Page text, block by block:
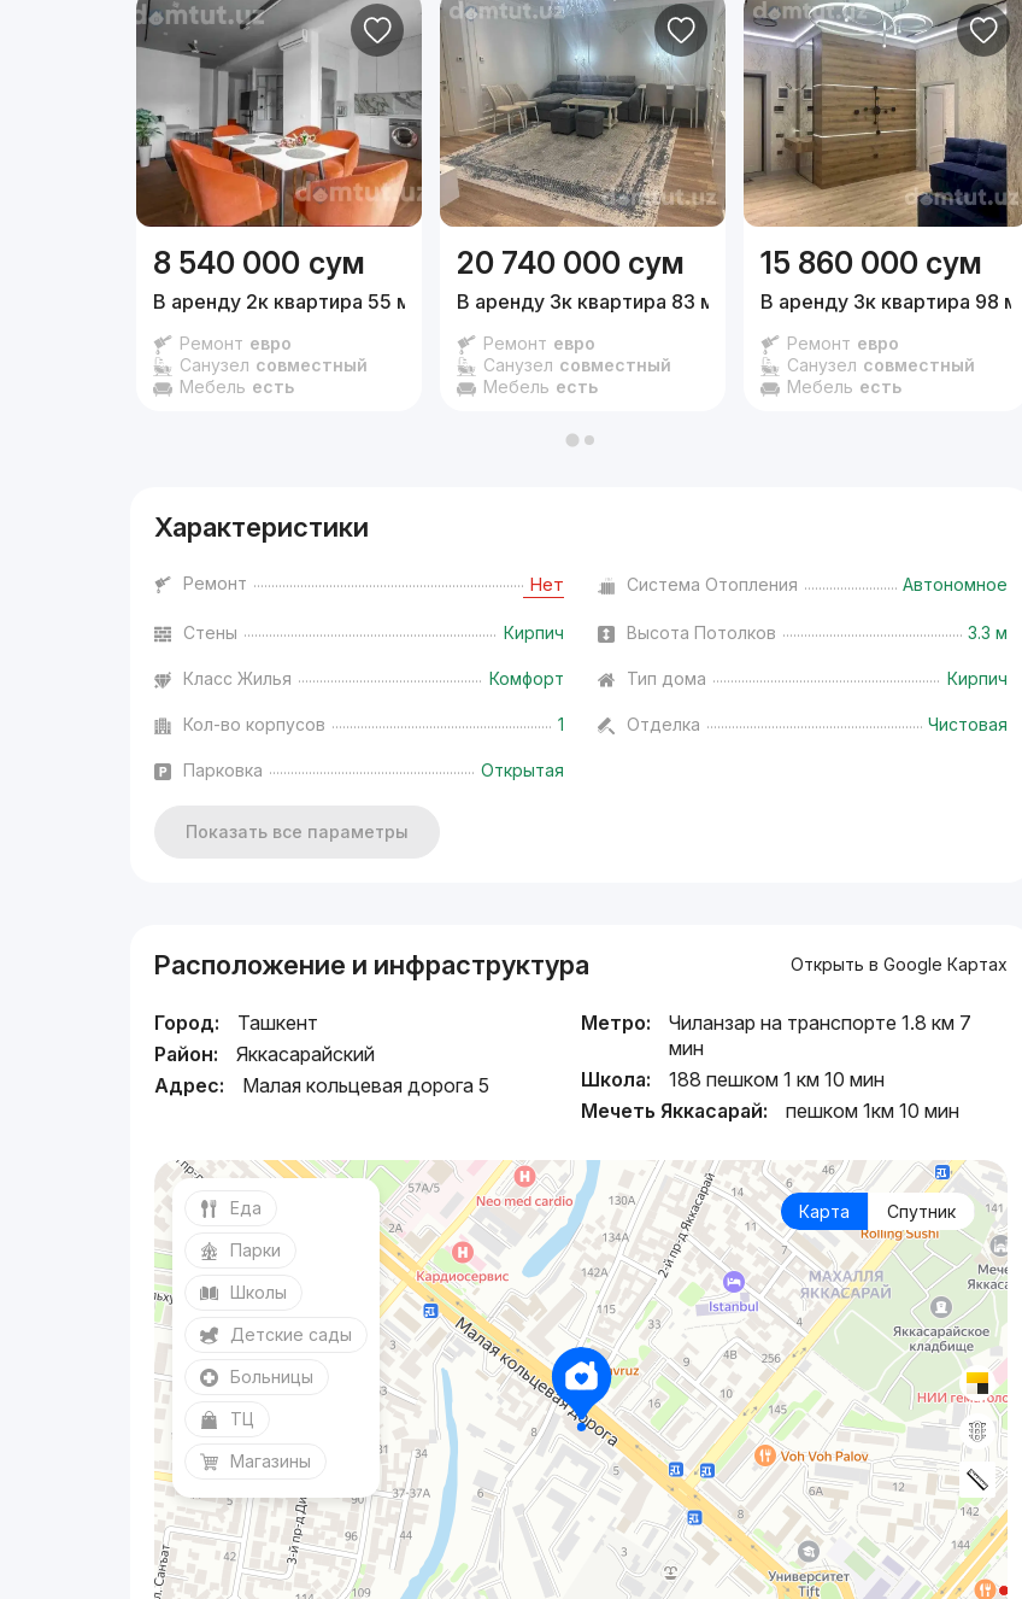
8 540 000 сум
В аренду 2к квартира 55 м², 1/9 эт.
Ремонт евро
Санузел совместный
Мебель есть
20 740 000 сум
В аренду 3к квартира 83 м², 2/9 эт.
Ремонт евро
Санузел совместный
Мебель есть
15 860 000 сум
В аренду 3к квартира 98 м²,
Ремонт евро
Санузел совместный
Мебель есть
Характеристики
Ремонт Нет Система Отопления Автономное
Стены Кирпич Высота Потолков 3.3 м
Класс Жилья Комфорт Тип дома Кирпич
Кол-во корпусов 1 Отделка Чистовая
Парковка Открытая
Показать все параметры
Расположение и инфраструктура Открыть в Google Картах
Город:
Ташкент
Район:
Яккасарайский
Адрес:
Малая кольцевая дорога 5
Метро:
Чиланзар на транспорте 1.8 км 7
мин
Школа:
188 пешком 1 км 10 мин
Мечеть Яккасарай:
пешком 1км 10 мин
Карта Спутник
Еда
Парки
Школы
Детские сады
Больницы
ТЦ
Магазины